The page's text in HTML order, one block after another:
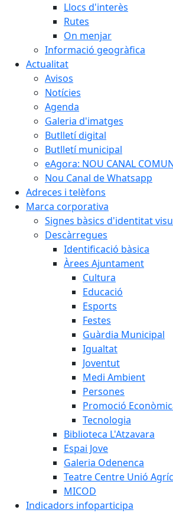
Llocs d'interès
Rutes
On menjar
Informació geogràfica
Actualitat
Avisos
Notícies
Agenda
Galeria d'imatges
Butlletí digital
Butlletí municipal
eAgora: NOU CANAL
Nou Canal de Whatsapp
Adreces i telèfons
Marca corporativa
Signes bàsics d'identitat
Descàrregues
Identificació bàsica
Àrees Ajuntament
Cultura
Educació
Esports
Festes
Guàrdia Municipal
Igualtat
Joventut
Medi Ambient
Persones
Promoció
Tecnologia
Biblioteca L'Atzavara
Espai Jove
Galeria Odenenca
Teatre Centre Unió
MICOD
Indicadors infoparticipa